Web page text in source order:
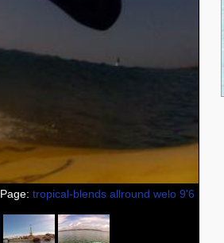
Page: tropical-blends allround welo 9'6